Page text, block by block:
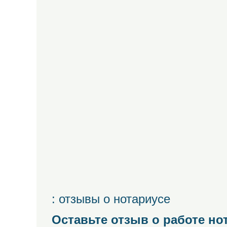
: отзывы о нотариусе
Оставьте отзыв о работе